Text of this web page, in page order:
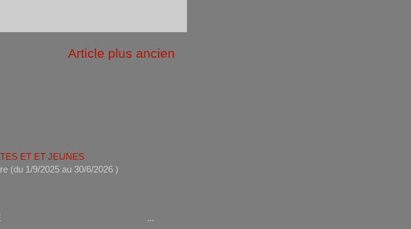
Article plus ancien
ET ET JEUNES
(du 1/9/2025 au 30/6/2026 )
75015 Paris RESUME ...